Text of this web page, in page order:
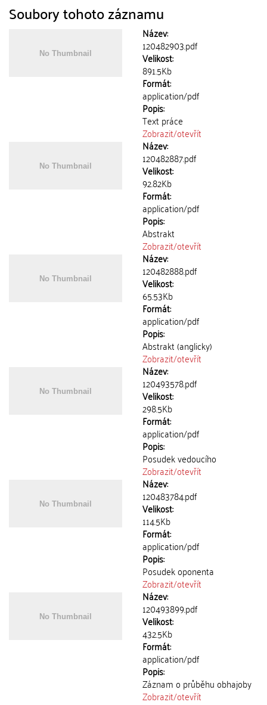
Soubory tohoto záznamu
Název:
120482903.pdf
Velikost:
891.5Kb
Formát:
application/pdf
Popis:
Text práce
Zobrazit/otevřít
Název:
120482887.pdf
Velikost:
92.82Kb
Formát:
application/pdf
Popis:
Abstrakt
Zobrazit/otevřít
Název:
120482888.pdf
Velikost:
65.53Kb
Formát:
application/pdf
Popis:
Abstrakt (anglicky)
Zobrazit/otevřít
Název:
120493578.pdf
Velikost:
298.5Kb
Formát:
application/pdf
Popis:
Posudek vedoucího
Zobrazit/otevřít
Název:
120483784.pdf
Velikost:
114.5Kb
Formát:
application/pdf
Popis:
Posudek oponenta
Zobrazit/otevřít
Název:
120493899.pdf
Velikost:
432.5Kb
Formát:
application/pdf
Popis:
Záznam o průběhu obhajoby
Zobrazit/otevřít